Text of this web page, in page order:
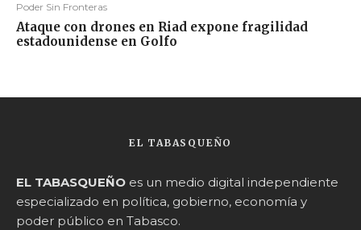
Poder Sin Fronteras
Ataque con drones en Riad expone fragilidad
estadounidense en Golfo
EL TABASQUEÑO
EL TABASQUEÑO es un medio digital independiente
especializado en política, gobierno, economía y
poder público en Tabasco.